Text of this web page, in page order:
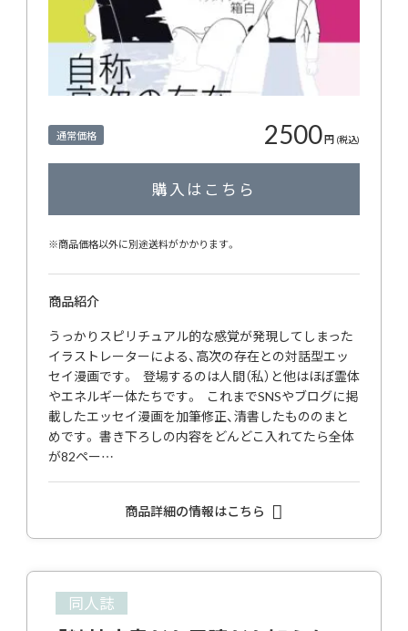
通常価格 2500円 (税込)
購入はこちら
※商品価格以外に別途送料がかかります。
商品紹介
うっかりスピリチュアル的な感覚が発現してしまった
イラストレーターによる、高次の存在との対話型エッ
セイ漫画です。 登場するのは人間（私）と他はほぼ霊体
やエネルギー体たちです。 これまでSNSやブログに掲
載したエッセイ漫画を加筆修正、清書したもののまと
めです。 書き下ろしの内容をどんどこ入れてたら全体
が82ペー…
商品詳細の情報はこちら
同人誌